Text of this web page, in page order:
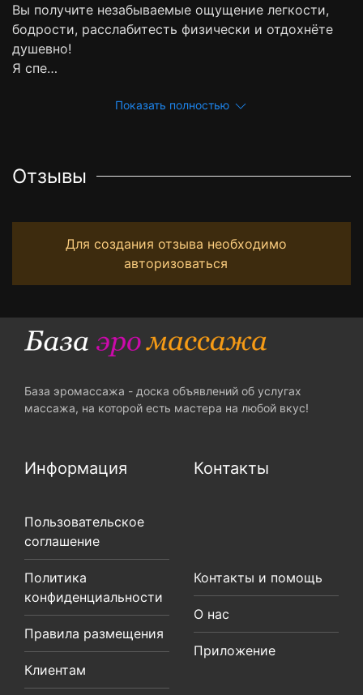
Вы получите незабываемые ощущение легкости,
бодрости, расслабитесть физически и отдохнёте
душевно!
Я спе…
Показать полностью
Отзывы
Для создания отзыва необходимо
авторизоваться
База эромассажа - доска объявлений об услугах
массажа, на которой есть мастера на любой вкус!
Информация
Пользовательское
соглашение
Политика
конфиденциальности
Правила размещения
Клиентам
Контакты
Контакты и помощь
О нас
Приложение